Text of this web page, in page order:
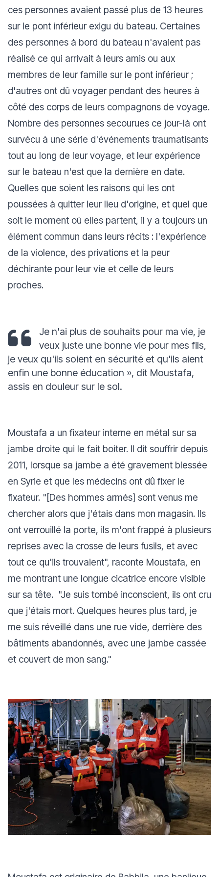
ces personnes avaient passé plus de 13 heures
sur le pont inférieur exigu du bateau. Certaines
des personnes à bord du bateau n'avaient pas
réalisé ce qui arrivait à leurs amis ou aux
membres de leur famille sur le pont inférieur ;
d'autres ont dû voyager pendant des heures à
côté des corps de leurs compagnons de voyage.
Nombre des personnes secourues ce jour-là ont
survécu à une série d'événements traumatisants
tout au long de leur voyage, et leur expérience
sur le bateau n'est que la dernière en date.
Quelles que soient les raisons qui les ont
poussées à quitter leur lieu d'origine, et quel que
soit le moment où elles partent, il y a toujours un
élément commun dans leurs récits : l'expérience
de la violence, des privations et la peur
déchirante pour leur vie et celle de leurs
proches.
Je n'ai plus de souhaits pour ma vie, je
veux juste une bonne vie pour mes fils,
je veux qu'ils soient en sécurité et qu'ils aient
enfin une bonne éducation », dit Moustafa,
assis en douleur sur le sol.
Moustafa a un fixateur interne en métal sur sa
jambe droite qui le fait boiter. Il dit souffrir depuis
2011, lorsque sa jambe a été gravement blessée
en Syrie et que les médecins ont dû fixer le
fixateur. "[Des hommes armés] sont venus me
chercher alors que j'étais dans mon magasin. Ils
ont verrouillé la porte, ils m'ont frappé à plusieurs
reprises avec la crosse de leurs fusils, et avec
tout ce qu'ils trouvaient", raconte Moustafa, en
me montrant une longue cicatrice encore visible
sur sa tête. "Je suis tombé inconscient, ils ont cru
que j'étais mort. Quelques heures plus tard, je
me suis réveillé dans une rue vide, derrière des
bâtiments abandonnés, avec une jambe cassée
et couvert de mon sang."